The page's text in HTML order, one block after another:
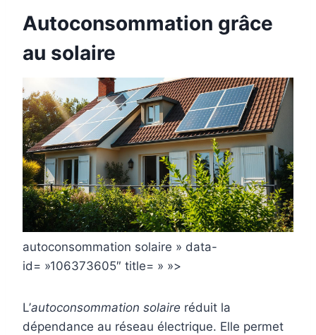
Autoconsommation grâce
au solaire
autoconsommation solaire » data-
id= »106373605″ title= » »>
L’autoconsommation solaire réduit la
dépendance au réseau électrique. Elle permet